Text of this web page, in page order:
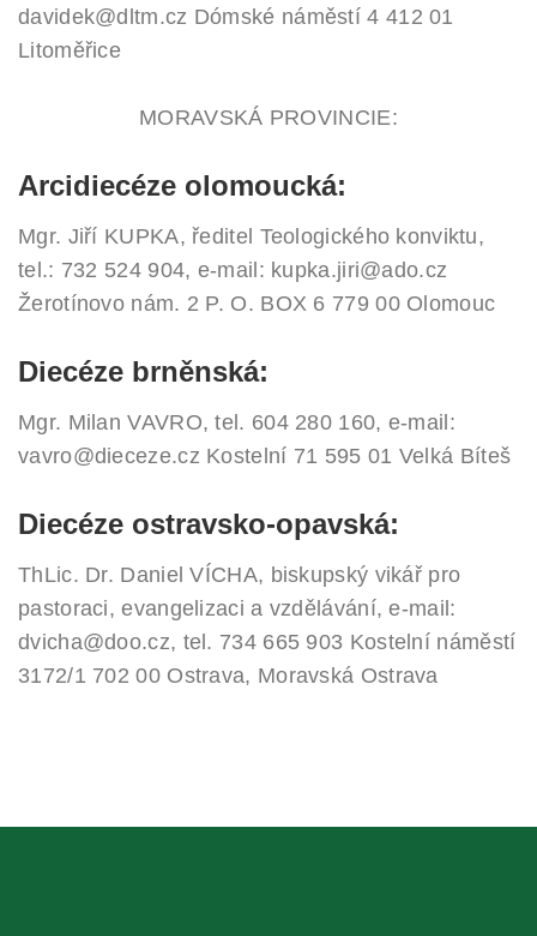
davidek@dltm.cz Dómské náměstí 4 412 01
Litoměřice
MORAVSKÁ PROVINCIE:
Arcidiecéze olomoucká:
Mgr. Jiří KUPKA, ředitel Teologického konviktu,
tel.: 732 524 904, e-mail: kupka.jiri@ado.cz
Žerotínovo nám. 2 P. O. BOX 6 779 00 Olomouc
Diecéze brněnská:
Mgr. Milan VAVRO, tel. 604 280 160, e-mail:
vavro@dieceze.cz Kostelní 71 595 01 Velká Bíteš
Diecéze ostravsko-opavská:
ThLic. Dr. Daniel VÍCHA, biskupský vikář pro
pastoraci, evangelizaci a vzdělávání, e-mail:
dvicha@doo.cz, tel. 734 665 903 Kostelní náměstí
3172/1 702 00 Ostrava, Moravská Ostrava